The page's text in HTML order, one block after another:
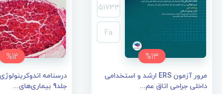
%13
51733
Fa
مرور آزمون ERS ارشد و استخدامی
داخلی جراحی اتاق عم...
%12
جلد9 بیماری‌های...